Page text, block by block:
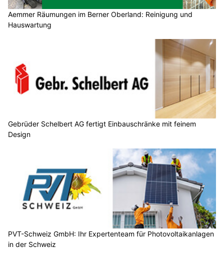
Aemmer Räumungen im Berner Oberland: Reinigung und
Hauswartung
Gebrüder Schelbert AG fertigt Einbauschränke mit feinem
Design
PVT-Schweiz GmbH: Ihr Expertenteam für Photovoltaikanlagen
in der Schweiz